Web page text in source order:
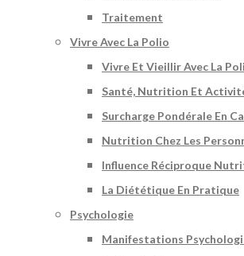
Traitement
Vivre Avec La Polio
Vivre Et Vieillir Avec La
Santé, Nutrition Et
Surcharge Pondérale En
Nutrition Chez Les
Influence Réciproque
La Diététique En Pratique
Psychologie
Manifestations